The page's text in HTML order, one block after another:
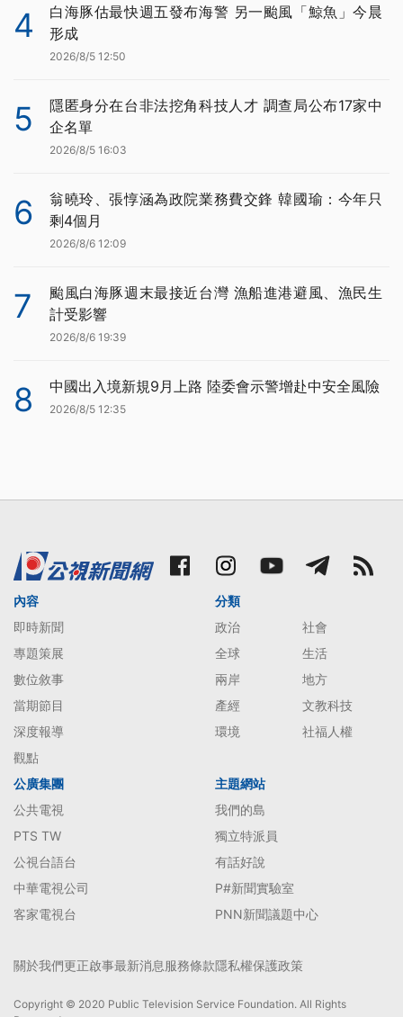
4
白海豚估最快週五發布海警 另一颱風「鯨魚」今晨
形成
2026/8/5 12:50
5
隱匿身分在台非法挖角科技人才 調查局公布17家中
企名單
2026/8/5 16:03
6
翁曉玲、張惇涵為政院業務費交鋒 韓國瑜：今年只
剩4個月
2026/8/6 12:09
7
颱風白海豚週末最接近台灣 漁船進港避風、漁民生
計受影響
2026/8/6 19:39
8 中國出入境新規9月上路 陸委會示警增赴中安全風險
2026/8/5 12:35
內容
即時新聞
專題策展
數位敘事
當期節目
深度報導
觀點
分類
政治
社會
全球
生活
兩岸
地方
產經
文教科技
環境
社福人權
公廣集團
公共電視
PTS TW
公視台語台
中華電視公司
客家電視台
主題網站
我們的島
獨立特派員
有話好說
P#新聞實驗室
PNN新聞議題中心
關於我們更正啟事最新消息服務條款隱私權保護政策
Copyright © 2020 Public Television Service Foundation. All Rights